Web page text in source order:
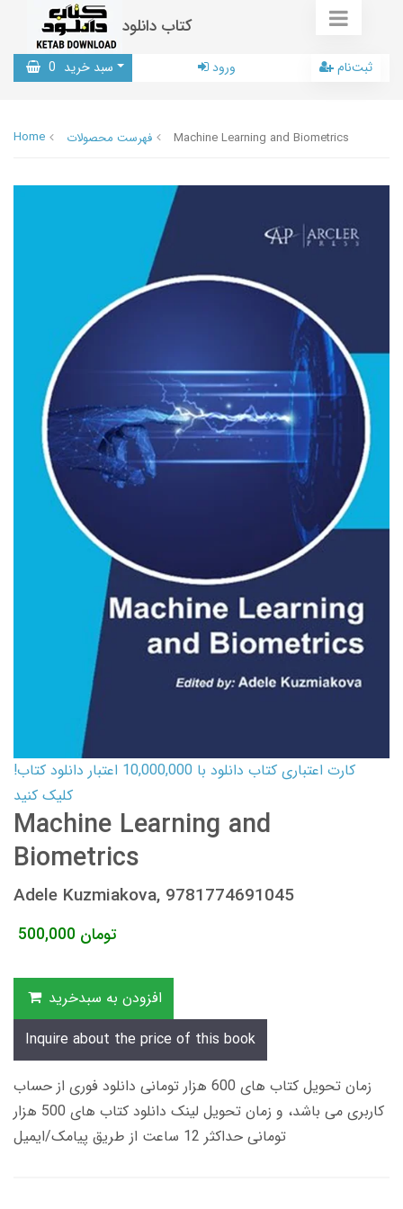
کتاب دانلود
سبد خرید 0 ورود ثبت‌نام
Home فهرست محصولات Machine Learning and Biometrics
کارت اعتباری کتاب دانلود با 10,000,000 اعتبار دانلود کتاب!
کلیک کنید
Machine Learning and
Biometrics
Adele Kuzmiakova, 9781774691045
500,000 تومان
افزودن به سبدخرید
Inquire about the price of this book
زمان تحویل کتاب های 600 هزار تومانی دانلود فوری از حساب
کاربری می باشد، و زمان تحویل لینک دانلود کتاب های 500 هزار
تومانی حداکثر 12 ساعت از طریق پیامک/ایمیل